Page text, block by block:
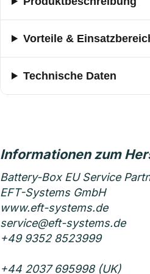
Vorteile &
Technische Daten
Battery-Box EU Service
EFT-Systems GmbH
www.eft-systems.de
service@eft-systems.de
+49 9352 8523999
+44 2037 695998 (UK)